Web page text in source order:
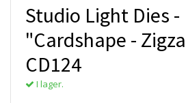
Studio Light Dies -
"Cardshape -
CD124
I lager.